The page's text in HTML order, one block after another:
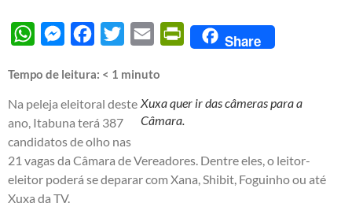
WhatsAppMessengerFacebook
Twitter Email PrintFriendly
Share
Tempo de leitura: < 1 minuto
Xuxa quer ir das câmeras para a
Câmara.
Na peleja eleitoral deste
ano, Itabuna terá 387
candidatos de olho nas
21 vagas da Câmara de Vereadores. Dentre eles, o leitor-
eleitor poderá se deparar com Xana, Shibit, Foguinho ou até
Xuxa da TV.